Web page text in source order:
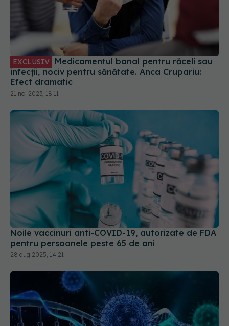
EXCLUSIV
infecții, nociv pentru sănătate. Anca Crupariu:
Efect dramatic
21 noi 2023, 18:11
Noile vaccinuri anti-COVID-19, autorizate de FDA
pentru persoanele peste 65 de ani
28 aug 2025, 14:21